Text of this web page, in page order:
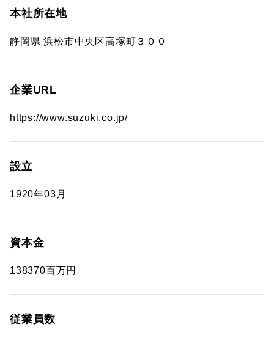
本社所在地
静岡県 浜松市中央区高塚町３００
企業URL
https://www.suzuki.co.jp/
設立
1920年03月
資本金
138370百万円
従業員数